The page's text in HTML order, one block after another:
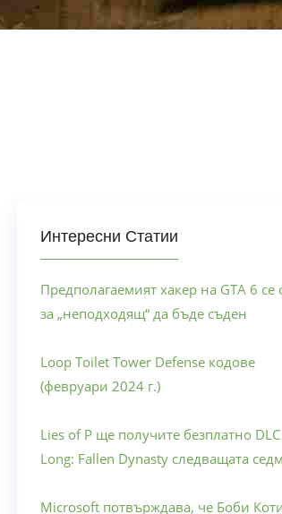
Интересни Статии
Предполагаемият хакер на GTA 6 се
за „неподходящ“ да бъде съден
Loop Toilet Tower Defense кодове
(февруари 2024 г.)
Lies of P ще получите безплатно
Long: Fallen Dynasty следващата
Microsoft потвърждава, че Боби